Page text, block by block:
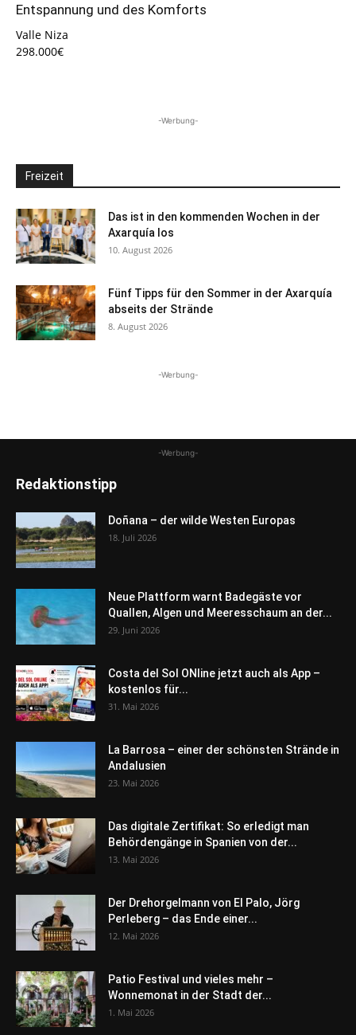
Entspannung und des Komforts
Valle Niza
298.000€
-Werbung-
Freizeit
Das ist in den kommenden Wochen in der
Axarquía los
10. August 2026
Fünf Tipps für den Sommer in der Axarquía
abseits der Strände
8. August 2026
-Werbung-
-Werbung-
Redaktionstipp
Doñana – der wilde Westen Europas
18. Juli 2026
Neue Plattform warnt Badegäste vor
Quallen, Algen und Meeresschaum an der...
29. Juni 2026
Costa del Sol ONline jetzt auch als App –
kostenlos für...
31. Mai 2026
La Barrosa – einer der schönsten Strände in
Andalusien
23. Mai 2026
Das digitale Zertifikat: So erledigt man
Behördengänge in Spanien von der...
13. Mai 2026
Der Drehorgelmann von El Palo, Jörg
Perleberg – das Ende einer...
12. Mai 2026
Patio Festival und vieles mehr –
Wonnemonat in der Stadt der...
1. Mai 2026